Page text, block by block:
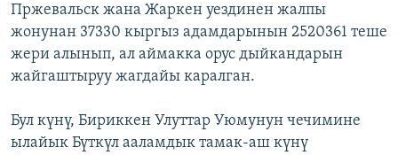
Пржевальск жана Жаркен уездинен жалпы
жонунан 37330 кыргыз адамдарынын 2520361 теше
жери алынып, ал аймакка орус дыйкандарын
жайгаштыруу жагдайы каралган.
Бул күнү, Бириккен Улуттар Уюмунун чечимине
ылайык Бүткүл ааламдык тамак-аш күнү